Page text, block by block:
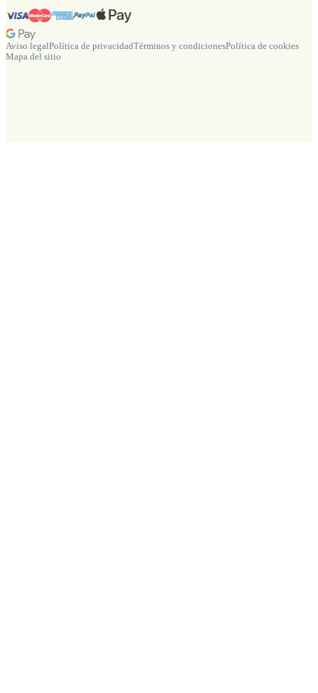
Aviso legalPolítica de privacidadTérminos y condicionesPolítica de cookies
Mapa del sitio